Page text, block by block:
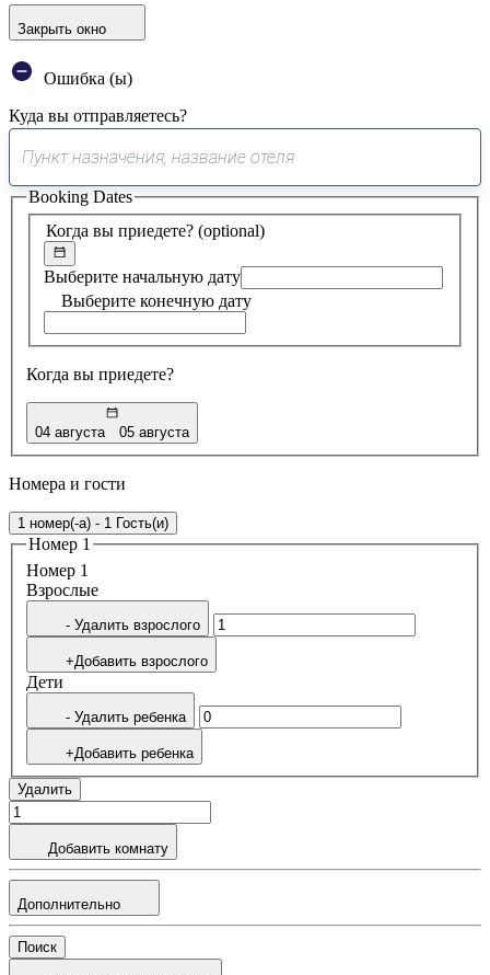
Закрыть окно
Ошибка (ы)
Куда вы отправляетесь?
0
предложение
найдено
Когда вы приедете? (optional)
Выберите начальную дату
Выберите конечную дату
Когда вы приедете?
04 августа 05 августа
Booking Dates
Номера и гости
1 номер(-а) - 1 Гость(и)
Номер 1
Номер 1
Bзрослые
- Удалить взрослого
+Добавить взрослого
Дети
- Удалить ребенка
+Добавить ребенка
Удалить
Добавить комнату
Дополнительно
Поиск